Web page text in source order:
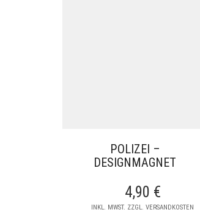
POLIZEI –
DESIGNMAGNET
4,90 €
INKL. MWST. ZZGL. VERSANDKOSTEN